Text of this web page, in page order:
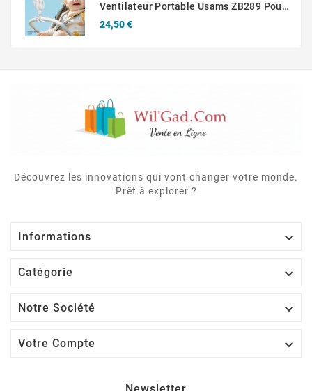
Ventilateur Portable Usams ZB289 Pour Poussette 2000 MAh Blanc
24,50 €Prix
Découvrez les innovations qui vont changer votre monde.
Prêt à explorer ?
Informations 
Catégorie 
Notre Société 
Votre Compte 